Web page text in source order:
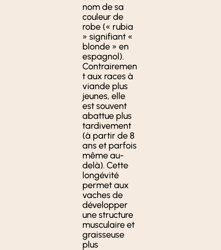
nom de sa
couleur de
robe (« rubia
» signifiant «
blonde » en
espagnol).
Contrairemen
t aux races à
viande plus
jeunes, elle
est souvent
abattue plus
tardivement
(à partir de 8
ans et parfois
même au-
delà). Cette
longévité
permet aux
vaches de
développer
une structure
musculaire et
graisseuse
plus